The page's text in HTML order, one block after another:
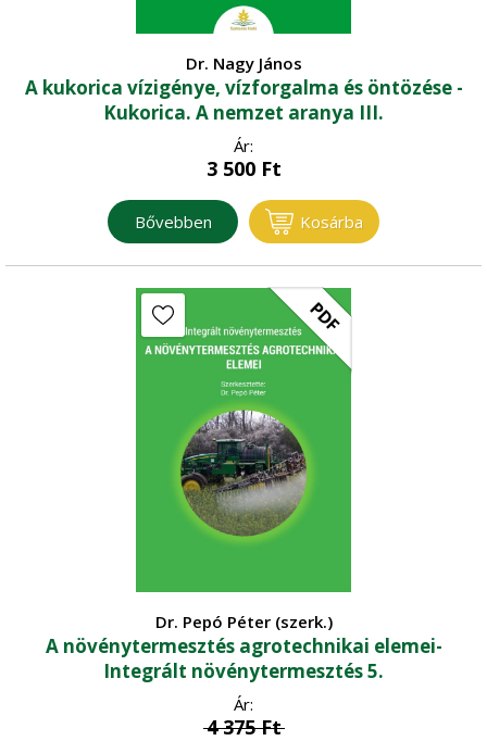
Dr. Nagy János
A kukorica vízigénye, vízforgalma és öntözése -
Kukorica. A nemzet aranya III.
Ár:
3 500Ft
Bővebben Kosárba
PDF
Dr. Pepó Péter (szerk.)
A növénytermesztés agrotechnikai elemei-
Integrált növénytermesztés 5.
Ár:
4 375Ft